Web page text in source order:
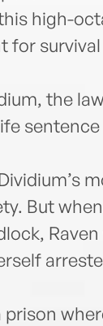
high-
for
the
But